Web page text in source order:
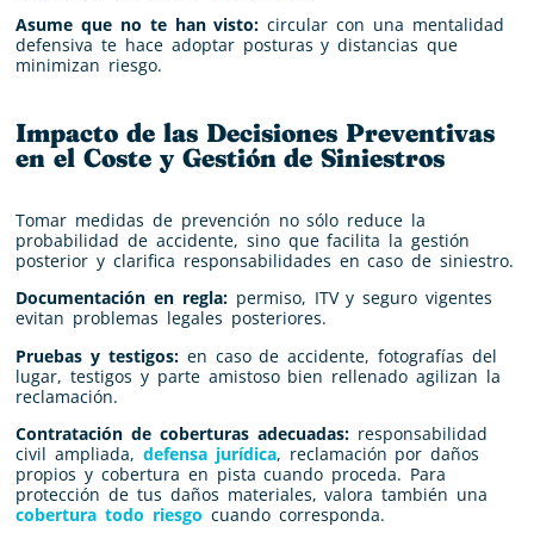
Asume que no te han visto: circular con una mentalidad
defensiva te hace adoptar posturas y distancias que
minimizan riesgo.
Impacto de las Decisiones Preventivas
en el Coste y Gestión de Siniestros
Tomar medidas de prevención no sólo reduce la
probabilidad de accidente, sino que facilita la gestión
posterior y clarifica responsabilidades en caso de siniestro.
Documentación en regla:permiso, ITV y seguro vigentes
evitan problemas legales posteriores.
Pruebas y testigos:en caso de accidente, fotografías del
lugar, testigos y parte amistoso bien rellenado agilizan la
reclamación.
Contratación de coberturas adecuadas:responsabilidad
civil ampliada, defensa jurídica, reclamación por daños
propios y cobertura en pista cuando proceda. Para
protección de tus daños materiales, valora también una
cobertura todo riesgo cuando corresponda.